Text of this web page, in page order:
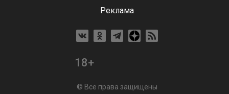
Реклама
18+
© Все права защищены